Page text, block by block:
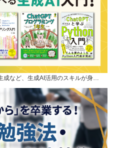
成など、生成AI活用のスキルが身…